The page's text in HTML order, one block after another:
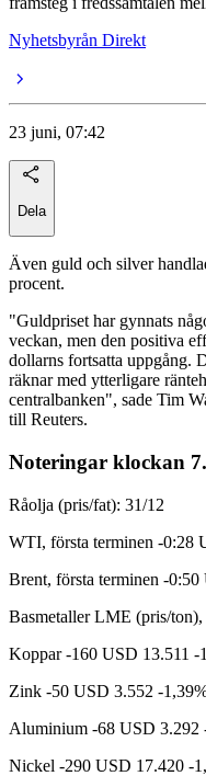
Nyhetsbyrån Direkt
23 juni, 07:42
Dela
Även guld och silver
procent.
"Guldpriset har gynnats
veckan, men den positiva
dollarns fortsatta uppgång.
räknar med ytterligare
centralbanken", sade Tim
till Reuters.
Noteringar klockan
Råolja (pris/fat): 31/12
WTI, första terminen -0:28
Brent, första terminen -
Basmetaller LME (pris/ton),
Koppar -160 USD 13.511 -
Zink -50 USD 3.552 -
Aluminium -68 USD 3.292
Nickel -290 USD 17.420 -